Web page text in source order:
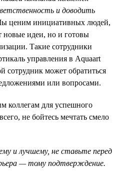
и доводить
ценим инициативных людей,
новые идеи, но и готовы
Такие сотрудники
управления в Aquaart
сотрудник может обратиться
или вопросами.
коллегам для успешного
не бойтесь мечтать смело
и лучшему, не ставьте перед
— тому подтверждение.